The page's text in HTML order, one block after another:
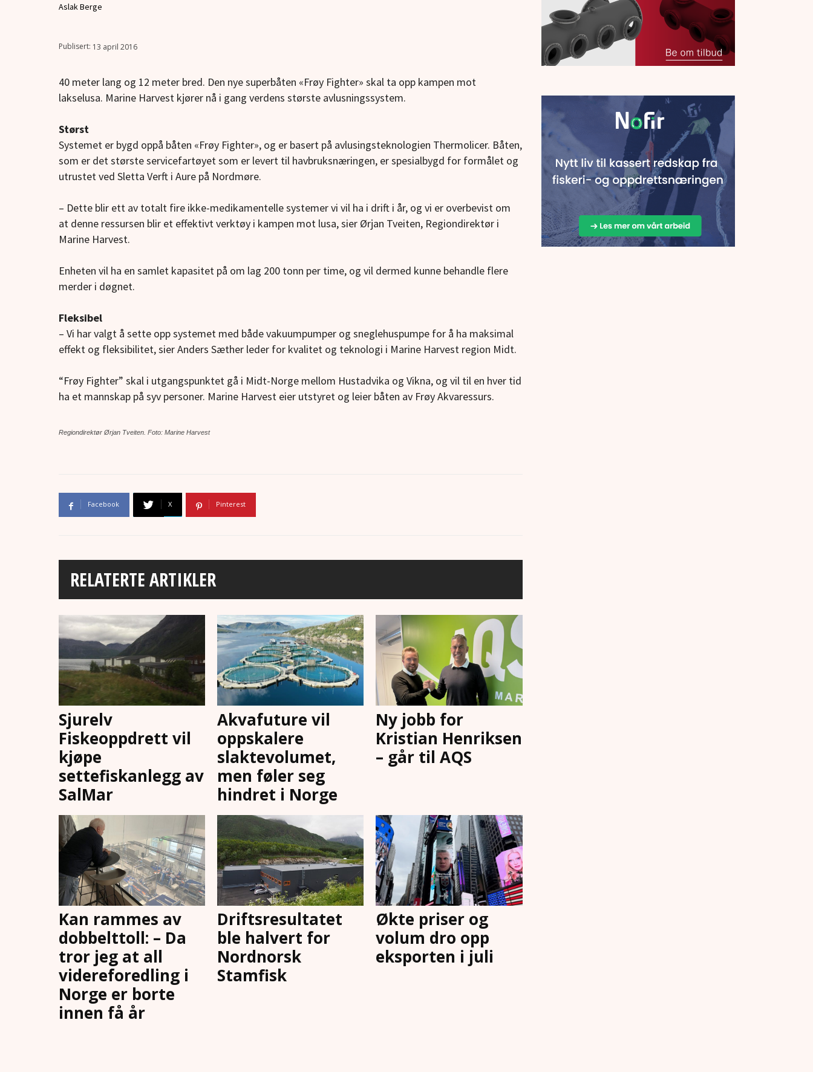
Aslak Berge
13 april 2016
40 meter lang og 12 meter bred. Den nye superbåten «Frøy Fighter» skal ta opp kampen mot
lakselusa. Marine Harvest kjører nå i gang verdens største avlusningssystem.
Størst
Systemet er bygd oppå båten «Frøy Fighter», og er basert på avlusingsteknologien Thermolicer. Båten,
som er det største servicefartøyet som er levert til havbruksnæringen, er spesialbygd for formålet og
utrustet ved Sletta Verft i Aure på Nordmøre.
– Dette blir ett av totalt fire ikke-medikamentelle systemer vi vil ha i drift i år, og vi er overbevist om
at denne ressursen blir et effektivt verktøy i kampen mot lusa, sier Ørjan Tveiten, Regiondirektør i
Marine Harvest.
Enheten vil ha en samlet kapasitet på om lag 200 tonn per time, og vil dermed kunne behandle flere
merder i døgnet.
Fleksibel
– Vi har valgt å sette opp systemet med både vakuumpumper og sneglehuspumpe for å ha maksimal
effekt og fleksibilitet, sier Anders Sæther leder for kvalitet og teknologi i Marine Harvest region Midt.
“Frøy Fighter” skal i utgangspunktet gå i Midt-Norge mellom Hustadvika og Vikna, og vil til en hver tid
ha et mannskap på syv personer. Marine Harvest eier utstyret og leier båten av Frøy Akvaressurs.
Regiondirektør Ørjan Tveiten. Foto: Marine Harvest
Facebook X Pinterest
RELATERTE ARTIKLER
Sjurelv
Fiskeoppdrett vil
kjøpe
settefiskanlegg av
SalMar
Akvafuture vil
oppskalere
slaktevolumet,
men føler seg
hindret i Norge
Ny jobb for
Kristian Henriksen
– går til AQS
Kan rammes av
dobbelttoll: – Da
tror jeg at all
videreforedling i
Norge er borte
innen få år
Driftsresultatet
ble halvert for
Nordnorsk
Stamfisk
Økte priser og
volum dro opp
eksporten i juli